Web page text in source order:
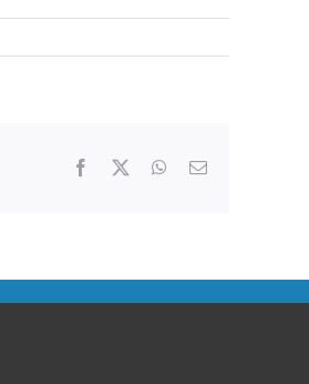
Facebook
Twitter WhatsApp
Correo